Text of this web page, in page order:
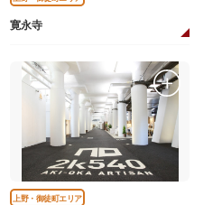
寛永寺
上野・御徒町エリア